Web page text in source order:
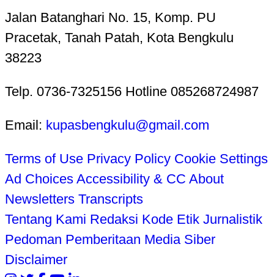
Jalan Batanghari No. 15, Komp. PU
Pracetak, Tanah Patah, Kota Bengkulu
38223
Telp. 0736-7325156 Hotline 085268724987
Email: kupasbengkulu@gmail.com
Terms of Use Privacy Policy Cookie Settings
Ad Choices Accessibility & CC About
Newsletters Transcripts
Tentang Kami Redaksi Kode Etik Jurnalistik
Pedoman Pemberitaan Media Siber
Disclaimer